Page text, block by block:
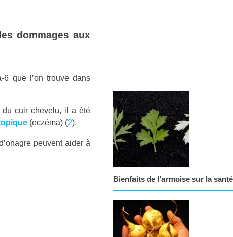
dommages aux
6 que l’on trouve dans
du cuir chevelu, il a été
(eczéma) (2).
peuvent aider à
Bienfaits de l’armoise sur la santé